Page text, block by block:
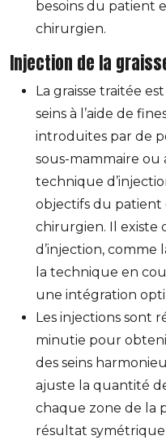
besoins du patient
chirurgien.
Injection de la
La graisse traitée
seins à l’aide de
introduites par de
sous-mammaire ou
technique
objectifs du patient
chirurgien. Il existe
d’injection,
la technique en
une intégration
Les injections sont
minutie pour
des seins
ajuste la quantité
chaque zone de la
résultat